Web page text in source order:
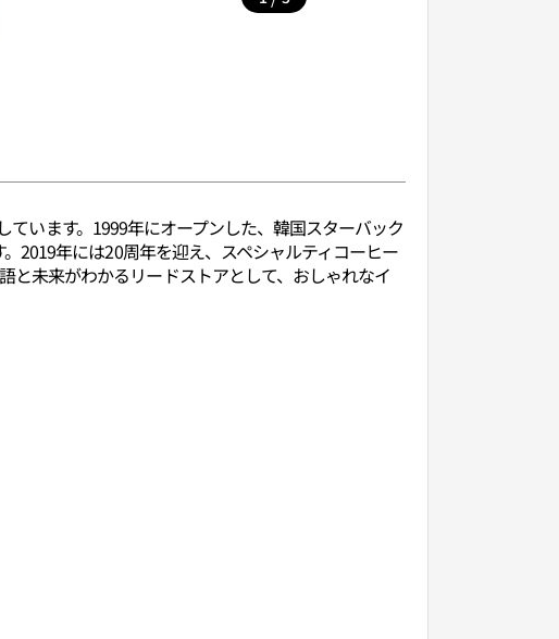
ています。1999年にオープンした、韓国スターバック
2019年には20周年を迎え、スペシャルティコーヒー
と未来がわかるリードストアとして、おしゃれなイ